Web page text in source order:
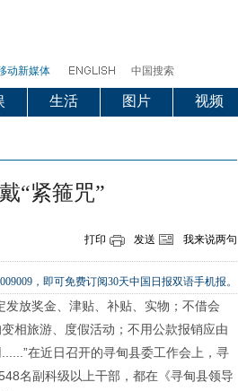
动新媒体 中国搜索
生活 图片 视频
“紧箍咒”
打印 发送 我来说两句
，即可免费订阅30天中国日报双语手机报。
放奖金、津贴、补贴、实物；不借会
相旅游、度假活动；不用公款报销应由
在近日召开的寻甸县委工作会上，寻
名副科级以上干部，都在《寻甸县领导